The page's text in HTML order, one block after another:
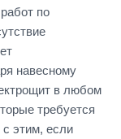
по
навесному
в любом
требуется
с этим, если